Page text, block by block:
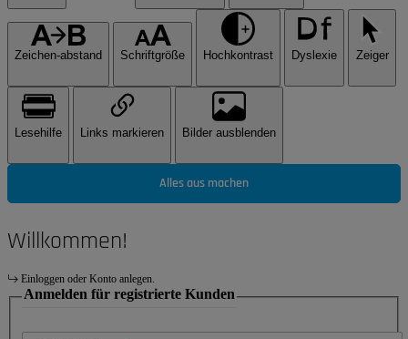
Zeichen-abstand Schriftgröße Hochkontrast Dyslexie Zeiger
Lesehilfe Links markieren Bilder ausblenden
Alles aus machen
Willkommen!
Einloggen oder Konto anlegen.
Anmelden für registrierte Kunden